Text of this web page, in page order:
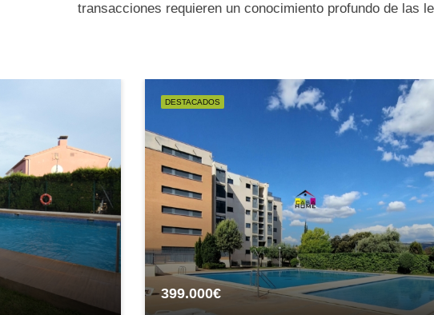
transacciones requieren un conocimiento profundo de las
DESTACADOS
399.000€